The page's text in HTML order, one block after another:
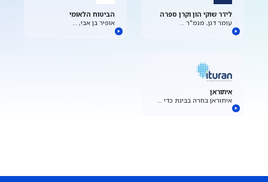
לידר שוקי הון וקרן ספרה
עומר דגן, מנמ"ר …
הביטוח הלאומי
אופיר בן אבי, …
איתוראן
איתוראן בחרה בבינת כדי …